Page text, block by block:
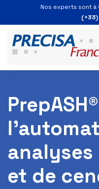
Nos experts sont
(+33)
analyses
et de